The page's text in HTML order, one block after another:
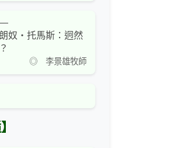
—
奴‧托馬斯：迥然
◎ 李景雄牧師